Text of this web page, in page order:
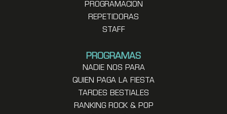
PROGRAMACION
REPETIDORAS
STAFF
PROGRAMAS
NADIE NOS PARA
QUIEN PAGA LA FIESTA
TARDES BESTIALES
RANKING ROCK & POP